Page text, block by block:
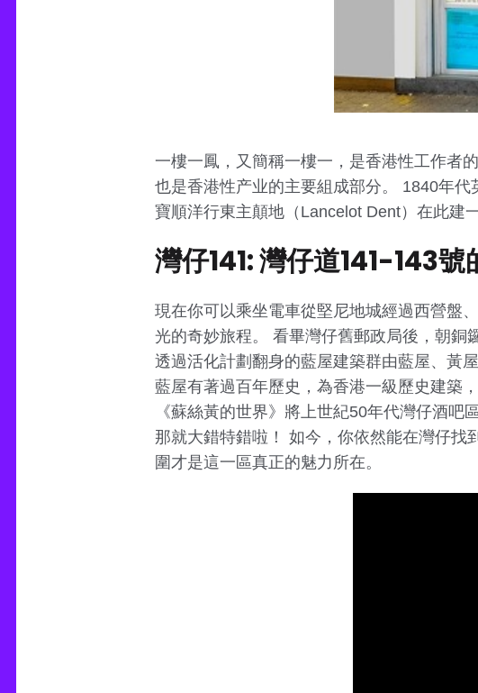
一樓一鳳，又簡稱一樓一，是香港性工作者
也是香港性产业的主要組成部分。 1840年
寶順洋行東主顛地（Lancelot Dent）在此建
灣仔141: 灣仔道141-143
現在你可以乘坐電車從堅尼地城經過西營盤
光的奇妙旅程。 看畢灣仔舊郵政局後，朝銅
透過活化計劃翻身的藍屋建築群由藍屋、黃
藍屋有著過百年歷史，為香港一級歷史建築
《蘇絲黃的世界》將上世紀50年代灣仔酒
那就大錯特錯啦！ 如今，你依然能在灣仔找
圍才是這一區真正的魅力所在。